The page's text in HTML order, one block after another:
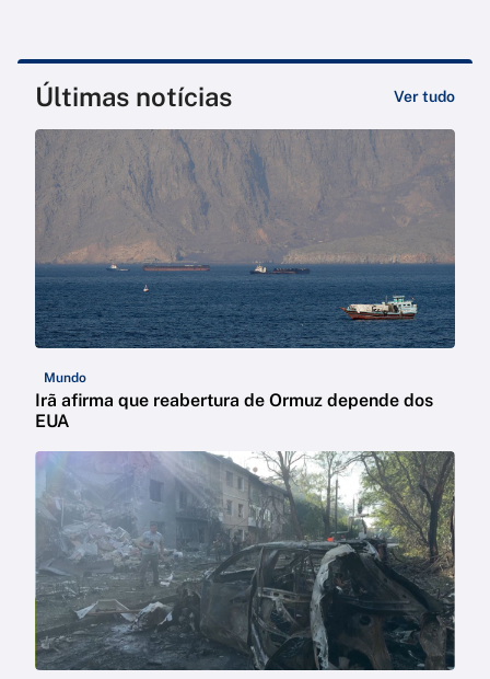
Últimas notícias Ver tudo
Mundo
Irã afirma que reabertura de Ormuz depende dos
EUA